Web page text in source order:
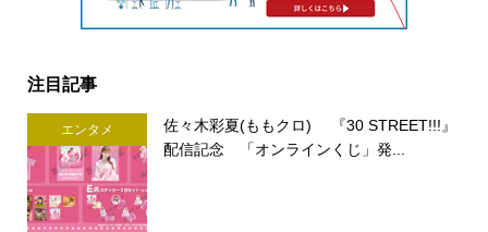
注目記事
エンタメ
佐々木彩夏(ももクロ) 『30 STREET!!!』
配信記念 「オンラインくじ」発...